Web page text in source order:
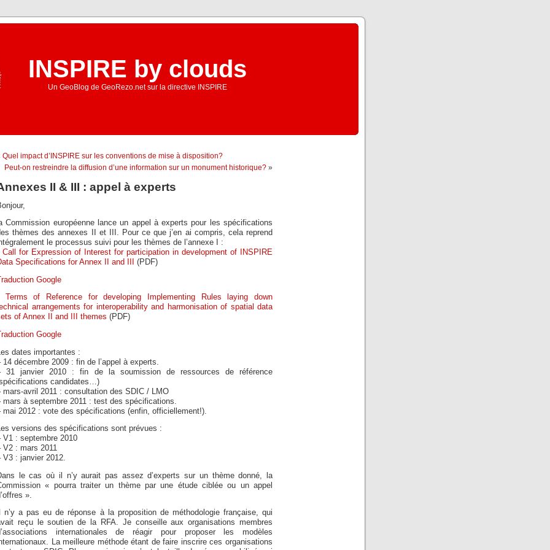
INSPIRE by clouds
Un GeoBlog de GeoRezo.net sur la directive INSPIRE
Quel impact d’INSPIRE sur les conventions de mise à disposition?
Peut-on restreindre la diffusion d’une information sur un monument historique? »
II & III : appel à experts
Commission européenne lance un appel à experts pour les spécifications
thèmes des annexes II et III. Pour ce que j’en ai compris, cela reprend
le processus suivi pour les thèmes de l’annexe I :
Call for Expression of Interest for participation in development of INSPIRE
Specifications for Annex II and III
(PDF)
Google
Terms of Reference for developing Implementing Rules laying down
arrangements for interoperability and harmonisation of spatial data
of Annex II and III themes (PDF)
Traduction Google
Les dates importantes :
14 décembre 2009 : fin de l’appel à experts.
31 janvier 2010 : fin de la soumission de ressources de référence
candidates…)
mars-avril 2011 : consultation des SDIC / LMO
mars à septembre 2011 : test des spécifications.
mai 2012 : vote des spécifications (enfin, officiellement!).
versions des spécifications sont prévues :
V1 : septembre 2010
V2 : mars 2011
V3 : janvier 2012.
le cas où il n’y aurait pas assez d’experts sur un thème donné, la
« pourra traiter un thème par une étude ciblée ou un appel
».
Il n’y a pas eu de réponse à la proposition de méthodologie française, qui
reçu le soutien de la RFA. Je conseille aux organisations membres
internationales de réagir pour proposer les modèles
La meilleure méthode étant de faire inscrire ces organisations